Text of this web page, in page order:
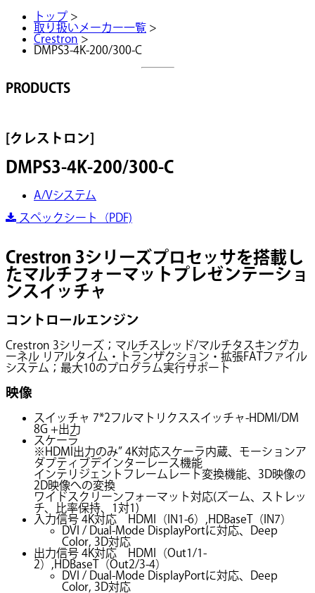
トップ >
取り扱いメーカー一覧 >
Crestron >
DMPS3-4K-200/300-C
PRODUCTS
[クレストロン]
DMPS3-4K-200/300-C
A/Vシステム
スペックシート（PDF)
Crestron 3シリーズプロセッサを搭載し
たマルチフォーマットプレゼンテーショ
ンスイッチャ
コントロールエンジン
Crestron 3シリーズ；マルチスレッド/マルチタスキングカ
ーネル リアルタイム・トランザクション・拡張FATファイル
システム；最大10のプログラム実行サポート
映像
スイッチャ 7*2フルマトリクススイッチャ-HDMI/DM
8G +出力
スケーラ
※HDMI出力のみ” 4K対応スケーラ内蔵、モーションア
ダプティブデインターレース機能
インテリジェントフレームレート変換機能、3D映像の
2D映像への変換
ワイドスクリーンフォーマット対応(ズーム、ストレッ
チ、比率保持、1対1)
入力信号 4K対応 HDMI（IN1-6）,HDBaseT（IN7）
DVI / Dual-Mode DisplayPortに対応、Deep
Color, 3D対応
出力信号 4K対応 HDMI（Out1/1-
2）,HDBaseT（Out2/3-4）
DVI / Dual-Mode DisplayPortに対応、Deep
Color, 3D対応